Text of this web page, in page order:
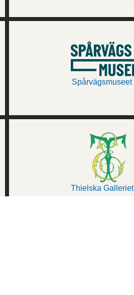
Spårvägsmuseet
Thielska Galleriet